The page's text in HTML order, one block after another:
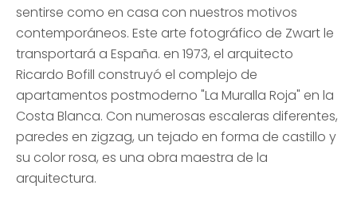
sentirse como en casa con nuestros motivos
contemporáneos. Este arte fotográfico de Zwart le
transportará a España. en 1973, el arquitecto
Ricardo Bofill construyó el complejo de
apartamentos postmoderno "La Muralla Roja" en la
Costa Blanca. Con numerosas escaleras diferentes,
paredes en zigzag, un tejado en forma de castillo y
su color rosa, es una obra maestra de la
arquitectura.